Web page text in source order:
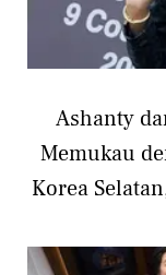
Ashanty
Memukau
Korea